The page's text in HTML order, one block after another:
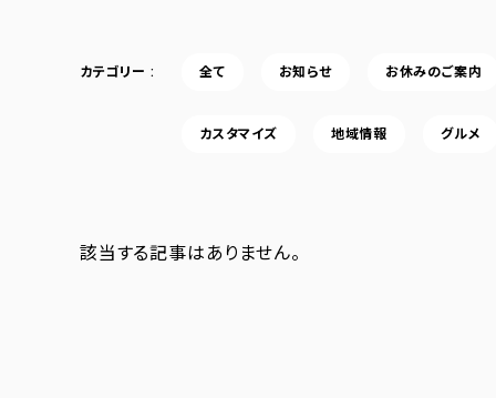
カテゴリー 全て お知らせ お休みのご案内
カスタマイズ 地域情報 グルメ
該当する記事はありません。